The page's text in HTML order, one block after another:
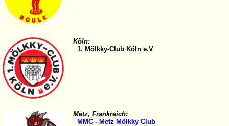
Köln:
1. Mölkky-Club Köln e.V
Metz, Frankreich:
MMC - Metz Mölkky Club